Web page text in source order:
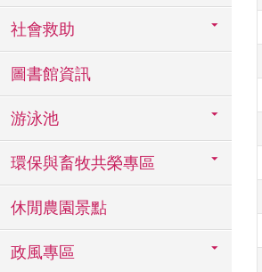
社會救助
圖書館資訊
游泳池
環保與畜牧共榮專區
休閒農園景點
政風專區